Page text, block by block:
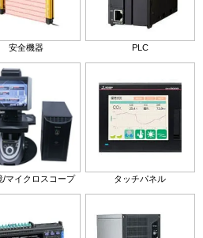
安全機器 PLC
/マイクロスコープ タッチパネル